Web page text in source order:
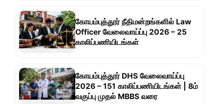
கோயம்புத்தூர் நீதிமன்றங்களில் Law
Officer வேலைவாய்ப்பு 2026 – 25
காலிப்பணியிடங்கள்
கோயம்புத்தூர் DHS வேலைவாய்ப்பு
2026 – 151 காலிப்பணியிடங்கள் | 8ம்
வகுப்பு முதல் MBBS வரை